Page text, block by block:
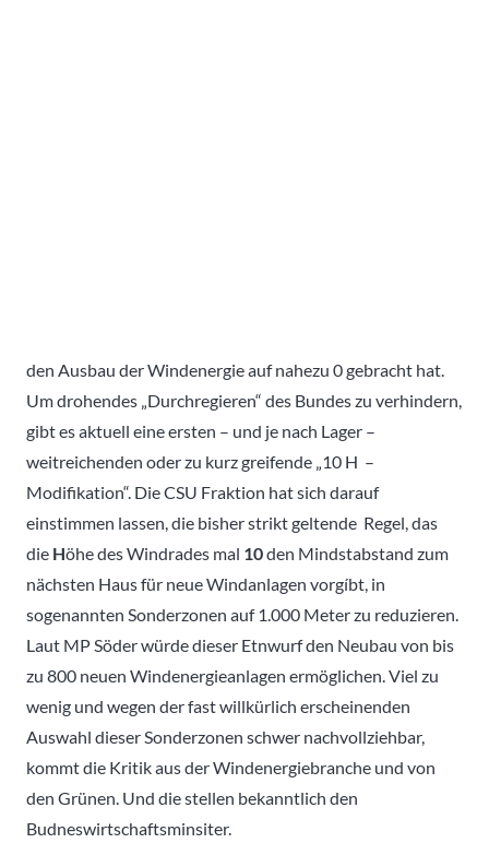
den Ausbau der Windenergie auf nahezu 0 gebracht hat.
Um drohendes „Durchregieren“ des Bundes zu verhindern,
gibt es aktuell eine ersten – und je nach Lager –
weitreichenden oder zu kurz greifende „10 H –
Modifikation“. Die CSU Fraktion hat sich darauf
einstimmen lassen, die bisher strikt geltende Regel, das
die Höhe des Windrades mal 10den Mindstabstand zum
nächsten Haus für neue Windanlagen vorgíbt, in
sogenannten Sonderzonen auf 1.000 Meter zu reduzieren.
Laut MP Söder würde dieser Etnwurf den Neubau von bis
zu 800 neuen Windenergieanlagen ermöglichen. Viel zu
wenig und wegen der fast willkürlich erscheinenden
Auswahl dieser Sonderzonen schwer nachvollziehbar,
kommt die Kritik aus der Windenergiebranche und von
den Grünen. Und die stellen bekanntlich den
Budneswirtschaftsminsiter.